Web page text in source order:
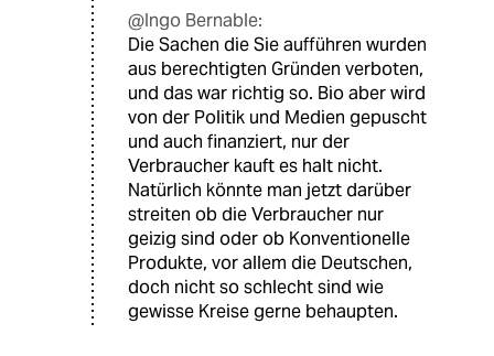
@Ingo Bernable:
Die Sachen die Sie aufführen wurden
aus berechtigten Gründen verboten,
und das war richtig so. Bio aber wird
von der Politik und Medien gepuscht
und auch finanziert, nur der
Verbraucher kauft es halt nicht.
Natürlich könnte man jetzt darüber
streiten ob die Verbraucher nur
geizig sind oder ob Konventionelle
Produkte, vor allem die Deutschen,
doch nicht so schlecht sind wie
gewisse Kreise gerne behaupten.